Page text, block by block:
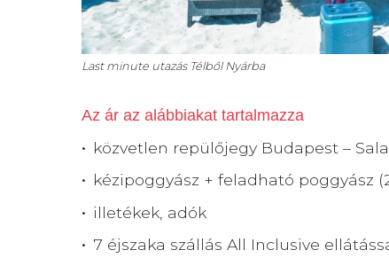
Last minute utazás Télből Nyárba
Az ár az alábbiakat tartalmazza
közvetlen repülőjegy Budapest –
kézipoggyász + feladható poggyász
illetékek, adók
7 éjszaka szállás All Inclusive